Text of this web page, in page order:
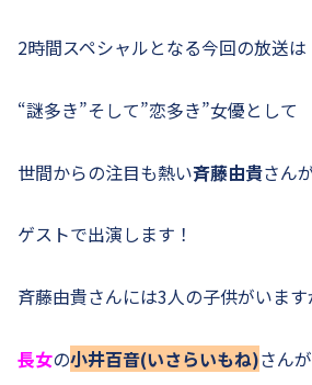
2時間スペシャルとなる今回の放送は
“謎多き”そして”恋多き”女優として
世間からの注目も熱い斉藤由貴さん
ゲストで出演します！
斉藤由貴さんには3人の子供がいます
長女の小井百音(いさらいもね)さんが